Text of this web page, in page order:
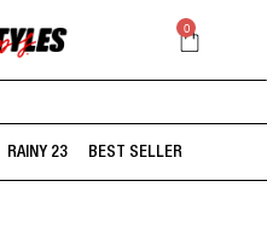
0
RAINY 23 BEST SELLER